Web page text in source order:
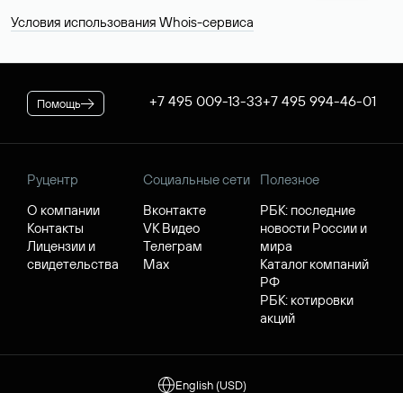
Условия использования Whois-сервиса
Помощь +7 495 009-13-33+7 495 994-46-01
Руцентр
О компании
Контакты
Лицензии и
свидетельства
Социальные сети
Вконтакте
VK Видео
Телеграм
Max
Полезное
РБК: последние
новости России и
мира
Каталог компаний
РФ
РБК: котировки
акций
English (USD)